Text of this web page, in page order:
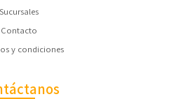
Sucursales
Contacto
y condiciones